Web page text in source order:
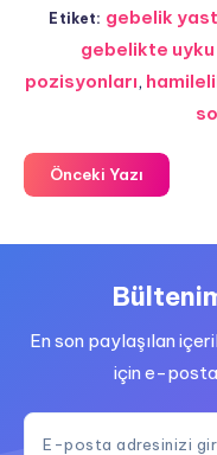
Etiket: gebelik
gebelikte
pozisyonları,
Önceki Yazı
En son paylaşılan
için e-posta